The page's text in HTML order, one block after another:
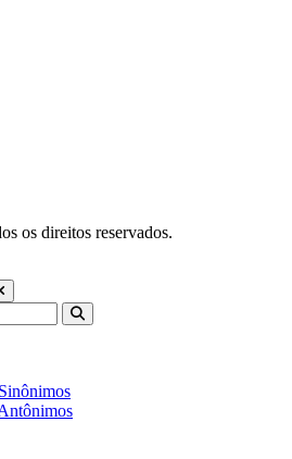
os direitos reservados.